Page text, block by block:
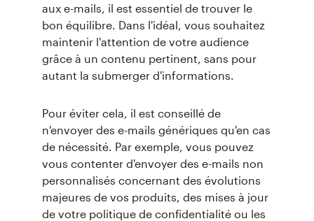
aux e-mails, il est essentiel de trouver le
bon équilibre. Dans l'idéal, vous souhaitez
maintenir l'attention de votre audience
grâce à un contenu pertinent, sans pour
autant la submerger d'informations.
Pour éviter cela, il est conseillé de
n'envoyer des e-mails génériques qu'en cas
de nécessité. Par exemple, vous pouvez
vous contenter d'envoyer des e-mails non
personnalisés concernant des évolutions
majeures de vos produits, des mises à jour
de votre politique de confidentialité ou les